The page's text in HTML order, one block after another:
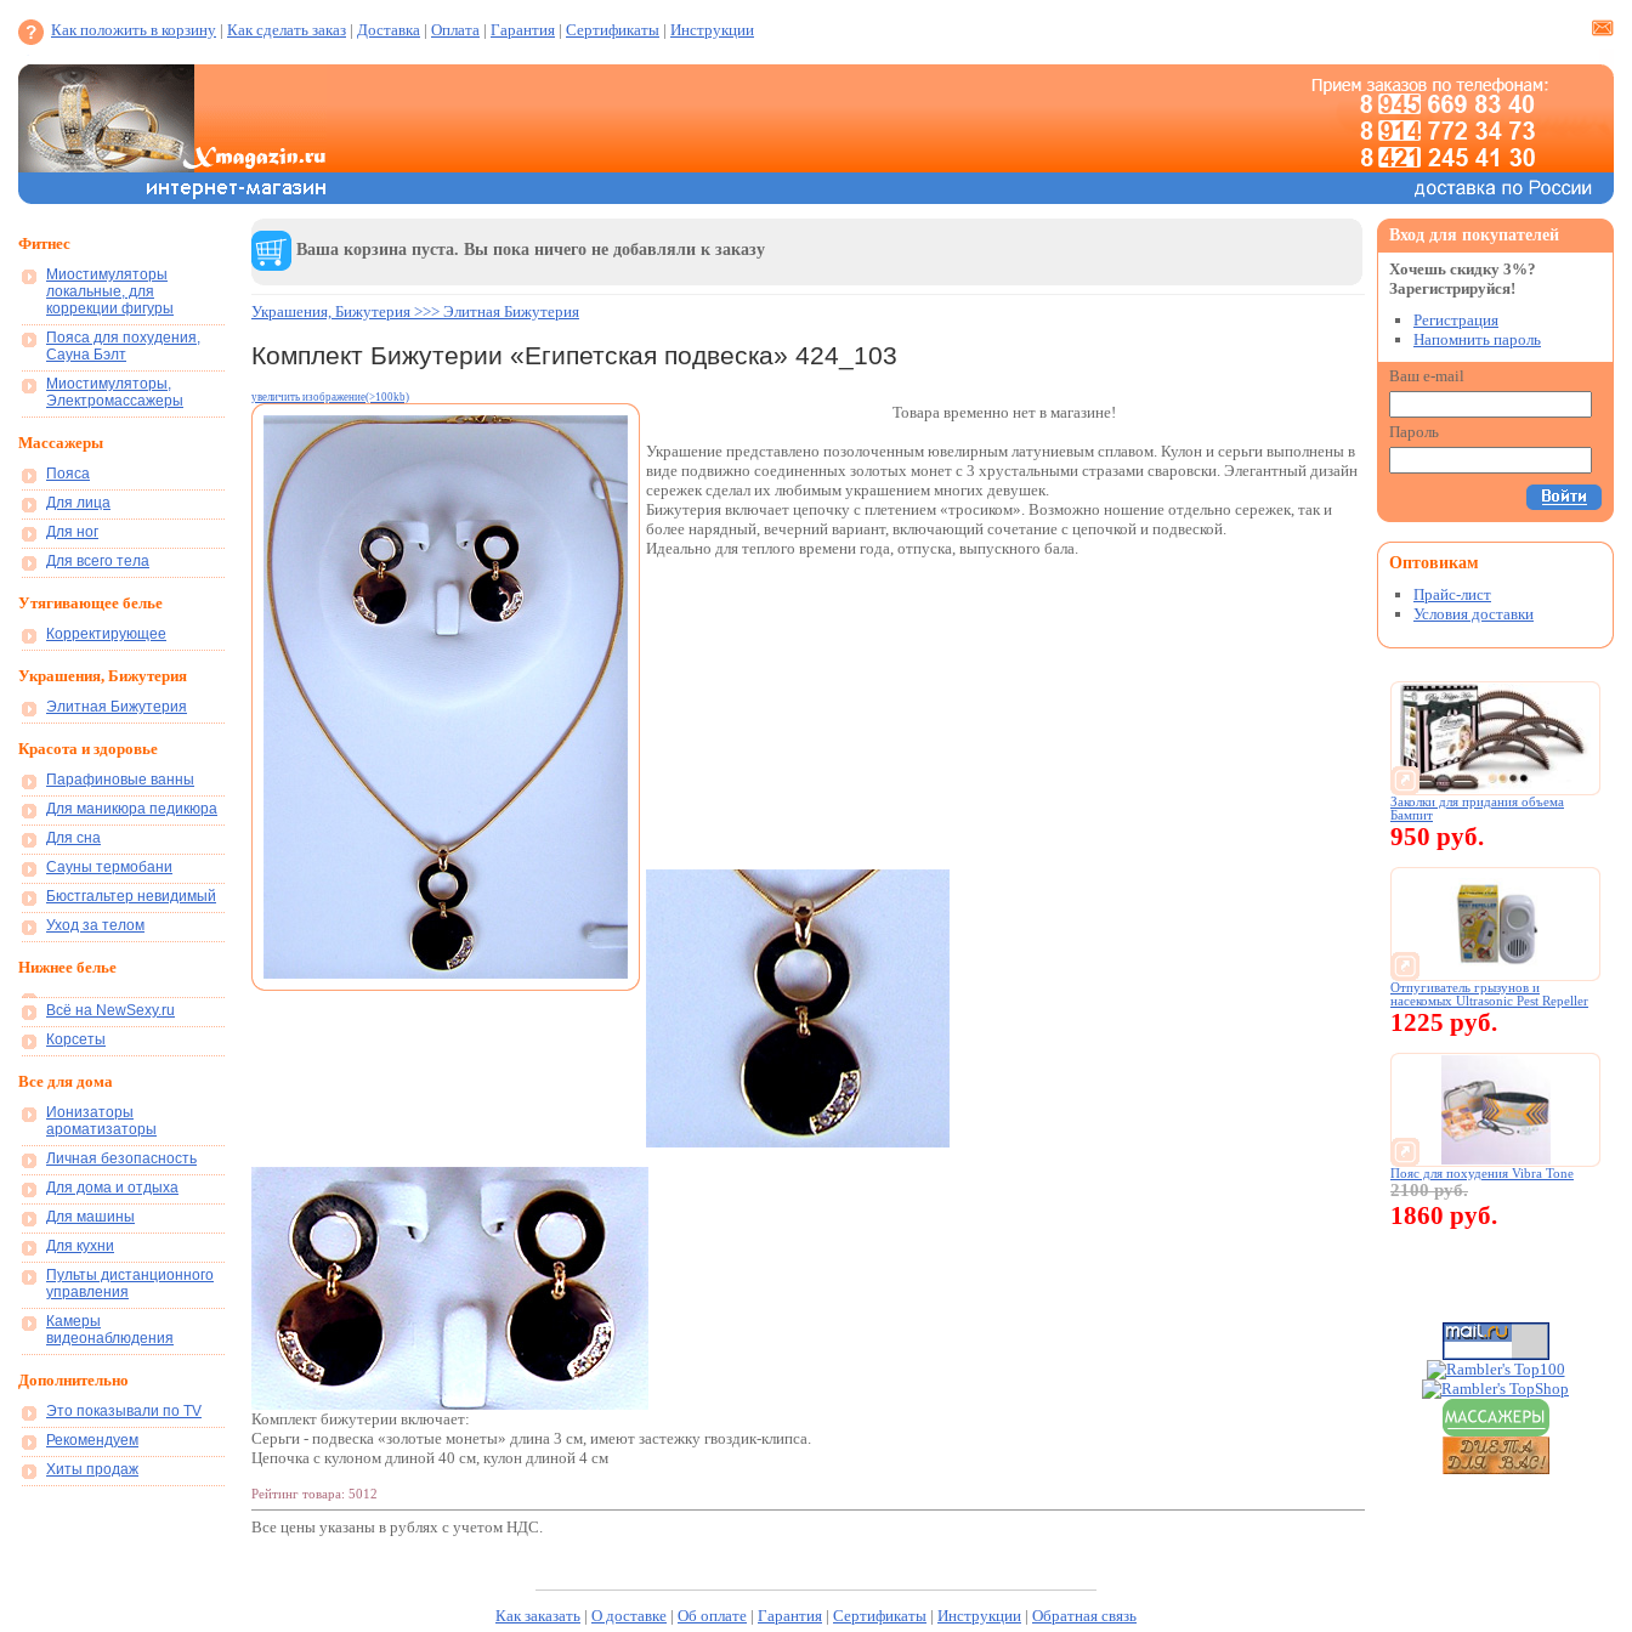
Как положить в корзину | Как сделать заказ | Доставка | Оплата | Гарантия | Сертификаты | Инструкции
Фитнес
Миостимуляторы
локальные, для
коррекции фигуры
Пояса для похудения,
Сауна Бэлт
Миостимуляторы,
Электромассажеры
Массажеры
Пояса
Для лица
Для ног
Для всего тела
Утягивающее белье
Корректирующее
Украшения, Бижутерия
Элитная Бижутерия
Красота и здоровье
Парафиновые ванны
Для маникюра педикюра
Для сна
Сауны термобани
Бюстгальтер невидимый
Уход за телом
Нижнее белье
Всё на NewSexy.ru
Корсеты
Все для дома
Ионизаторы
ароматизаторы
Личная безопасность
Для дома и отдыха
Для машины
Для кухни
Пульты дистанционного
управления
Камеры
видеонаблюдения
Дополнительно
Это показывали по TV
Рекомендуем
Хиты продаж
Ваша корзина пуста. Вы пока ничего не добавляли к заказу
Украшения, Бижутерия >>> Элитная Бижутерия
Комплект Бижутерии «Египетская подвеска» 424_103
увеличить изображение(>100kb)
Товара временно нет в магазине!
Украшение представлено позолоченным ювелирным латуниевым сплавом. Кулон и серьги выполнены в
виде подвижно соединенных золотых монет с 3 хрустальными стразами сваровски. Элегантный дизайн
сережек сделал их любимым украшением многих девушек.
Бижутерия включает цепочку с плетением «тросиком». Возможно ношение отдельно сережек, так и
более нарядный, вечерний вариант, включающий сочетание с цепочкой и подвеской.
Идеально для теплого времени года, отпуска, выпускного бала.
Комплект бижутерии включает:
Серьги - подвеска «золотые монеты» длина 3 см, имеют застежку гвоздик-клипса.
Цепочка с кулоном длиной 40 см, кулон длиной 4 см
Рейтинг товара: 5012
Все цены указаны в рублях с учетом НДС.
Вход для покупателей
Хочешь скидку 3%?
Зарегистрируйся!
Регистрация
Напомнить пароль
Ваш e-mail
Пароль
Оптовикам
Прайс-лист
Условия доставки
Заколки для придания объема
Бампит
950 руб.
Отпугиватель грызунов и
насекомых Ultrasonic Pest Repeller
1225 руб.
Пояс для похудения Vibra Tone
2100 руб.
1860 руб.
Как заказать | О доставке | Об оплате | Гарантия | Сертификаты | Инструкции | Обратная связь